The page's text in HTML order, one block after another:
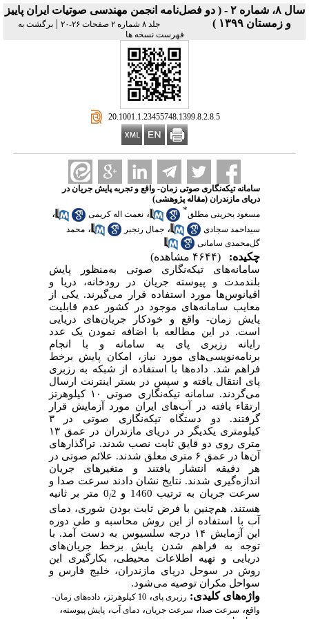
سال ۸، شماره ۲ - ( دو فصل‌نامه انجمن مهندسی صوتیات ايران پاییز
و زمستان ۱۳۹۹ )
جلد ۸ شماره ۲ صفحات ۲۶-۲۰ | برگشت به
فهرست نسخه ها
‎ 20.1001.1.23455748.1399.8.2.8.5
سامانه تیکه‌نگاری صوتی زمان- واقع و تجربه پایش جریان در
دریای مازندران (مقاله پژوهشی)
مسعود بحرینی مطلق* ، نعمت اله کریمی ،
سیداحمد سجادی ، جمال رنجبر ، محمد
گل‌محمدی سامانی
چکیده: (۴۶۴۴ مشاهده)
سامانه‌های تیکه‌نگاری صوتی به‌منظور پایش
بلندمدت و پیوسته جریان‌ در رودخانه، دریا و
اقیانوس‌ها مورد استفاده قرار می‌گیرند. یکی از
معایب سامانه‌های موجود در کشور عدم قابلیت
پایش زمان- واقع و خودکار جریان‌‌های دریایی
است. در این مطالعه با اضافه نمودن یک عدد
رایانه رزبری‌ پای به سامانه و با انجام
برنامه‌نویسی‌های مورد نیاز، امکان پایش برخط
فراهم شد. داده‌ها با استفاده از شبکه به رزبری
‌پای انتقال یافته و سپس در بستر اینترنت ارسال
می‌گردند. سامانه تیکه‌نگاری صوتی ۱۰ کیلوهرتز
ارتقاء یافته در آب‌های ایران مورد آزمایش قرار
گرفتند. دو دستگاه تیکه‌نگاری صوتی در ۳
کیلومتری یکدیگر در دریای مازندران در عمق ۱۳
متری روی دو قایق ثابت نصب شدند. تراگذارهای
آن‌ها در عمق ۶ متری معلق شدند. علائم صوتی در
هر دقیقه انتشار یافتند و متغیرهای جریان
اندازه‌گیری شدند. نتایج نشان دادند سرعت صدا و
سرعت جریان به ترتیب 1460 و 0
/
2 متر بر ثانیه
هستند. هم‌چنین با فرض ثابت بودن شوری، دمای
آب با استفاده از این روش محاسبه و طی دوره
این آزمایش ۱۴ درجه سلسیوس به دست آمد. با
توجه به فراهم شدن پایش برخط جریان‌های
دریایی و تهیه اطلاعات محیطی، بکارگیری این
روش در سوحل دریای مازندران، خلیج فارس و
سواحل مکران توصیه می‌شود.
واژه‌های کلیدی: رزبری ‌پای، 10 کیلوهرتز ، داده‌های زمان-
واقع، سرعت صدا ، سرعت جریان، دمای آب، پایش پیوسته،